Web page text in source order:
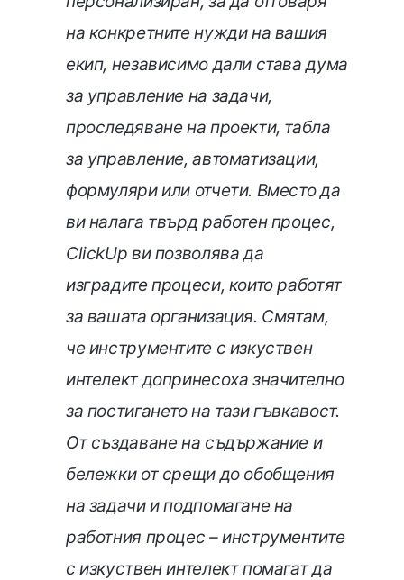
на конкретните нужди на вашия
екип, независимо дали става дума
за управление на задачи,
проследяване на проекти, табла
за управление, автоматизации,
формуляри или отчети. Вместо да
ви налага твърд работен процес,
ClickUp ви позволява да
изградите процеси, които работят
за вашата организация. Смятам,
че инструментите с изкуствен
интелект допринесоха значително
за постигането на тази гъвкавост.
От създаване на съдържание и
бележки от срещи до обобщения
на задачи и подпомагане на
работния процес – инструментите
с изкуствен интелект помагат да